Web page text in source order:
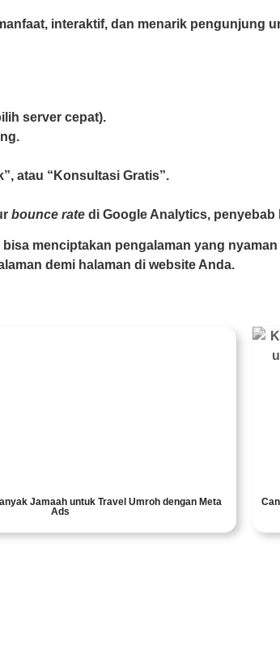
interaktif, dan menarik pengunjung
server cepat).
atau “Konsultasi Gratis”.
bounce rate di Google Analytics,
menciptakan pengalaman yang
demi halaman di website Anda.
Jamaah untuk Travel Umroh dengan Meta
Ads